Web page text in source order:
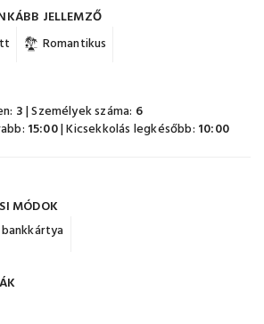
JELLEMZŐ
Romantikus
3| Személyek száma: 6
15:00| Kicsekkolás legkésőbb: 10:00
MÓDOK